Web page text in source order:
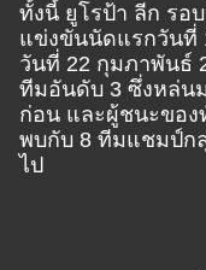
ทั้งนี้ ยูโรป้า ลีก รอ
แข่งขันนัดแรกวันที่
วันที่ 22 กุมภาพันธ์
ทีมอันดับ 3 ซึ่งหล่นม
ก่อน และผู้ชนะของ
พบกับ 8 ทีมแชมป์ก
ไป